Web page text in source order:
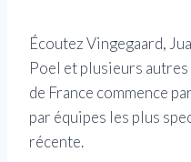
Écoutez Vingegaard,
Poel et plusieurs
de France commence
par équipes les plus
récente.